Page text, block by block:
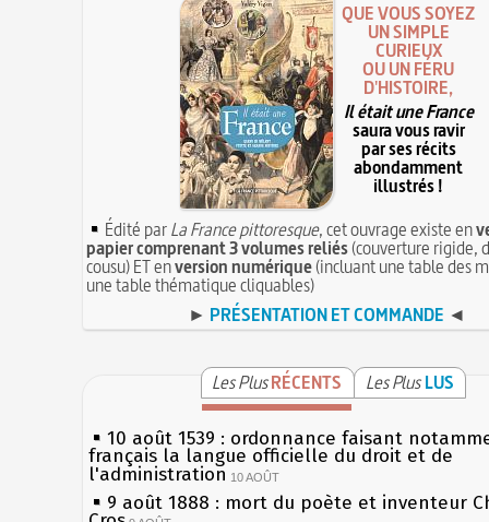
QUE VOUS SOYEZ
UN SIMPLE
CURIEUX
OU UN FÉRU
D'HISTOIRE,
Il était une France
saura vous ravir
par ses récits
abondamment
illustrés !
Édité parLa France pittoresque, cet ouvrage existe en
papier comprenant 3 volumes reliés(couverture rigide,
cousu) ET enversion numérique(incluant une table des
une table thématique cliquables)
► PRÉSENTATION ET COMMANDE ◄
Les PlusRÉCENTS Les Plus LUS
10 août 1539 : ordonnance faisant
français la langue officielle du droit et de
l'administration 10 AOÛT
9 août 1888 : mort du poète et inventeur